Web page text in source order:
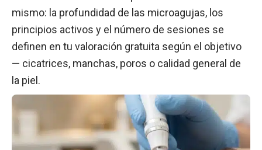
mismo: la profundidad de las microagujas, los
principios activos y el número de sesiones se
definen en tu valoración gratuita según el objetivo
— cicatrices, manchas, poros o calidad general de
la piel.